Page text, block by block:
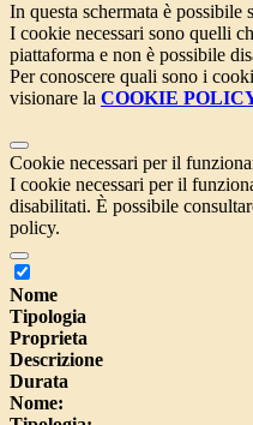
In questa schermata è
I cookie necessari sono quelli
piattaforma e non è possibile
Per conoscere quali sono i
visionare la COOKIE
Cookie necessari per il
I cookie necessari per il
disabilitati. È possibile
policy.
Nome
Tipologia
Proprieta
Descrizione
Durata
Nome: